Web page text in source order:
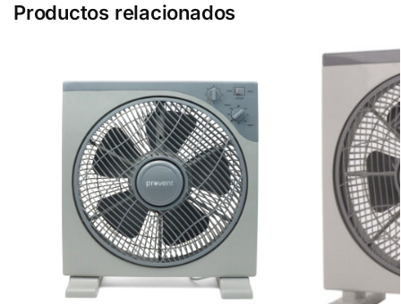
Productos relacionados